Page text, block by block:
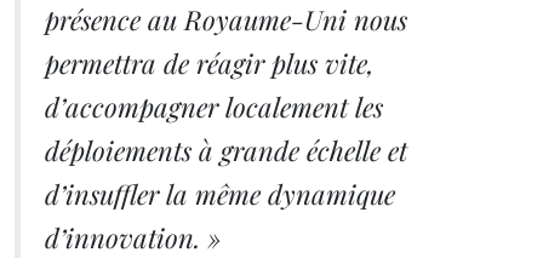
présence au Royaume-Uni nous
permettra de réagir plus vite,
d’accompagner localement les
déploiements à grande échelle et
d’insuffler la même dynamique
d’innovation. »